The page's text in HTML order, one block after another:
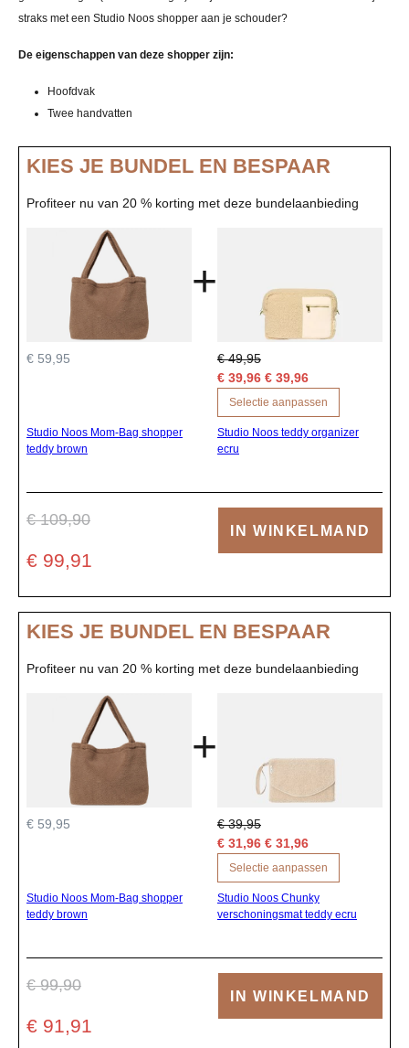
straks met een Studio Noos shopper aan je schouder?
De eigenschappen van deze shopper zijn:
Hoofdvak
Twee handvatten
KIES JE BUNDEL EN BESPAAR
Profiteer nu van 20 % korting met deze bundelaanbieding
€ 59,95
Studio Noos Mom-Bag shopper
teddy brown
+
€ 49,95
€ 39,96 € 39,96
Selectie aanpassen
Studio Noos teddy organizer
ecru
€ 109,90
€ 99,91
IN WINKELMAND
KIES JE BUNDEL EN BESPAAR
Profiteer nu van 20 % korting met deze bundelaanbieding
€ 59,95
Studio Noos Mom-Bag shopper
teddy brown
+
€ 39,95
€ 31,96 € 31,96
Selectie aanpassen
Studio Noos Chunky
verschoningsmat teddy ecru
€ 99,90
€ 91,91
IN WINKELMAND